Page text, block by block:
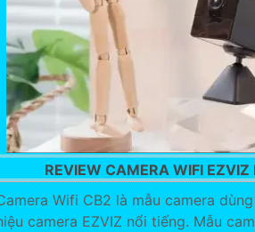
REVIEW CAMERA WIFI EZVIZ
Wifi CB2 là mẫu camera
camera EZVIZ nổi tiếng. Mẫu